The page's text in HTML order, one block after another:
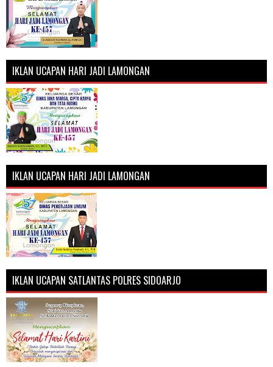
IKLAN UCAPAN HARI JADI LAMONGAN
IKLAN UCAPAN HARI JADI LAMONGAN
IKLAN UCAPAN SATLANTAS POLRES SIDOARJO